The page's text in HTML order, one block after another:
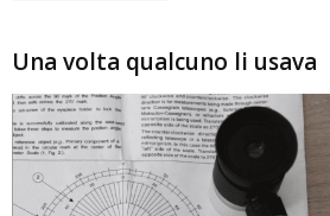
Una volta qualcuno li usava